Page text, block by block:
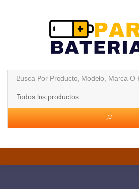
Todos los productos